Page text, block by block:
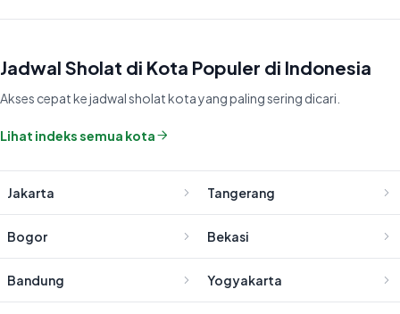
Jadwal Sholat di Kota Populer di Indonesia
Akses cepat ke jadwal sholat kota yang paling sering dicari.
Lihat indeks semua kota
Jakarta Tangerang
Bogor Bekasi
Bandung Yogyakarta